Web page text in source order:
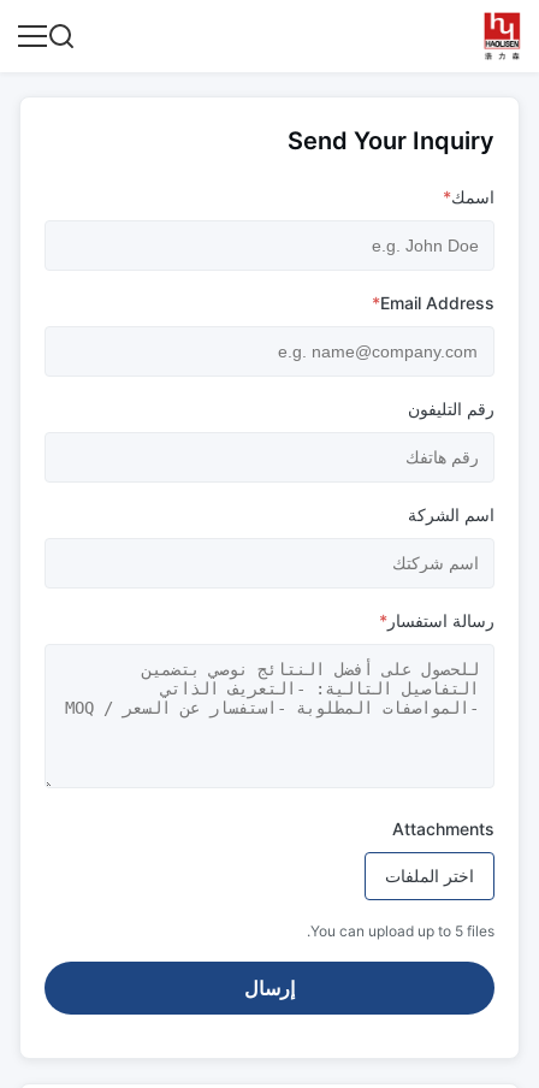
Send Your Inquiry
اسمك*
Email Address
*
رقم التليفون
اسم الشركة
رسالة استفسار *
Attachments
اختر الملفات
You can upload up to 5 files.
إرسال